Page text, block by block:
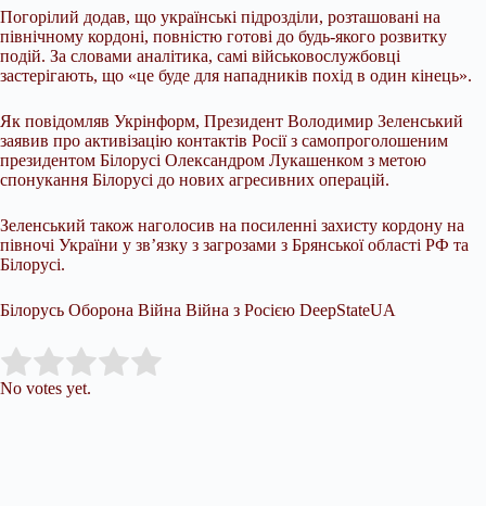
Погорілий додав, що українські підрозділи, розташовані на
північному кордоні, повністю готові до будь-якого розвитку
подій. За словами аналітика, самі військовослужбовці
застерігають, що «це буде для нападників похід в один кінець».
Як повідомляв Укрінформ, Президент Володимир Зеленський
заявив про активізацію контактів Росії з самопроголошеним
президентом Білорусі Олександром Лукашенком з метою
спонукання Білорусі до нових агресивних операцій.
Зеленський також наголосив на посиленні захисту кордону на
півночі України у зв’язку з загрозами з Брянської області РФ та
Білорусі.
Білорусь Оборона Війна Війна з Росією DeepStateUA
Rate this item:
No votes yet.